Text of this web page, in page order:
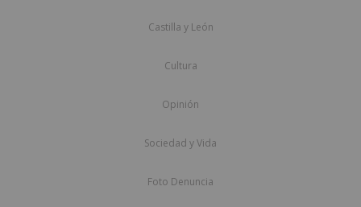
Castilla y León
Cultura
Opinión
Sociedad y Vida
Foto Denuncia